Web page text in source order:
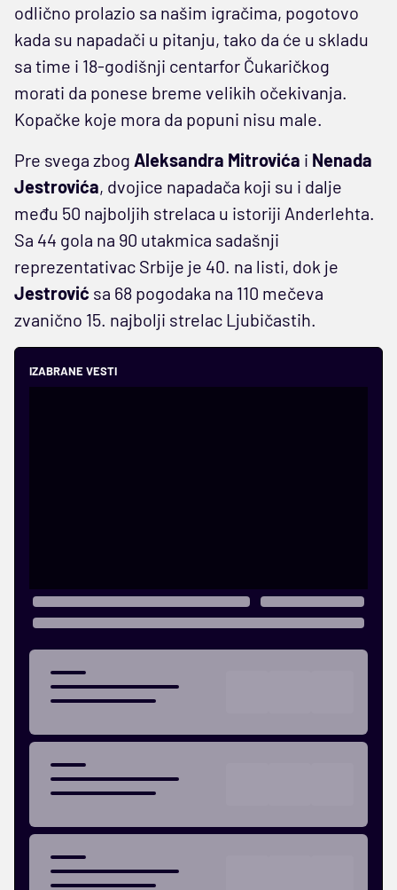
odlično prolazio sa našim igračima, pogotovo
kada su napadači u pitanju, tako da će u skladu
sa time i 18-godišnji centarfor Čukaričkog
morati da ponese breme velikih očekivanja.
Kopačke koje mora da popuni nisu male.
Pre svega zbog Aleksandra Mitrovića i Nenada
Jestrovića, dvojice napadača koji su i dalje
među 50 najboljih strelaca u istoriji Anderlehta.
Sa 44 gola na 90 utakmica sadašnji
reprezentativac Srbije je 40. na listi, dok je
Jestrović sa 68 pogodaka na 110 mečeva
zvanično 15. najbolji strelac Ljubičastih.
IZABRANE VESTI